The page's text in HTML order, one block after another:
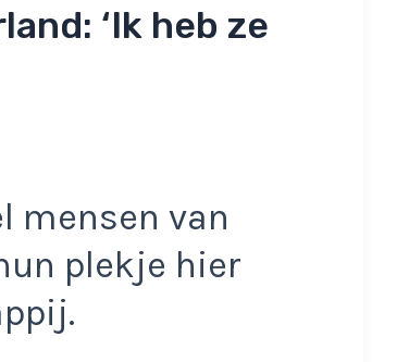
‘Ik heb ze
mensen van
plekje hier